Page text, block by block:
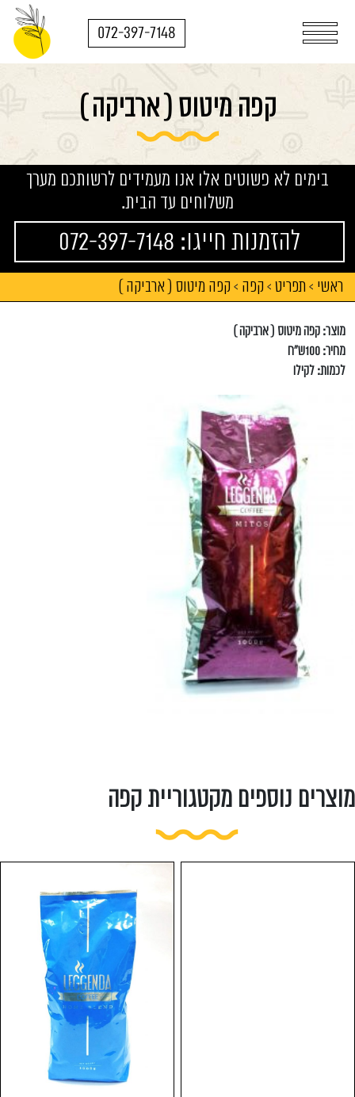
072-397-7148
קפה מיטוס ( ארביקה )
בימים לא פשוטים אלו אנו מעמידים לרשותכם מערך
משלוחים עד הבית.
להזמנות חייגו: 072-397-7148
ראשי > תפריט > קפה > קפה מיטוס ( ארביקה )
מוצר: קפה מיטוס ( ארביקה )
מחיר: 100ש"ח
לכמות: לקילו
מוצרים נוספים מקטגוריית קפה